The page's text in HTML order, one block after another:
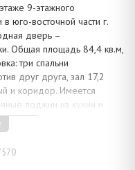
9-этажного
юго-восточной части г.
дверь –
Общая площадь 84,4 кв.м,
три спальни
друг друга, зал 17,2
и коридор. Имеется
лоджии из кухни и
конструкция,
и прихожей. Частично